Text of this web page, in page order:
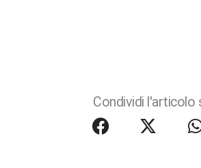
Condividi l'articolo